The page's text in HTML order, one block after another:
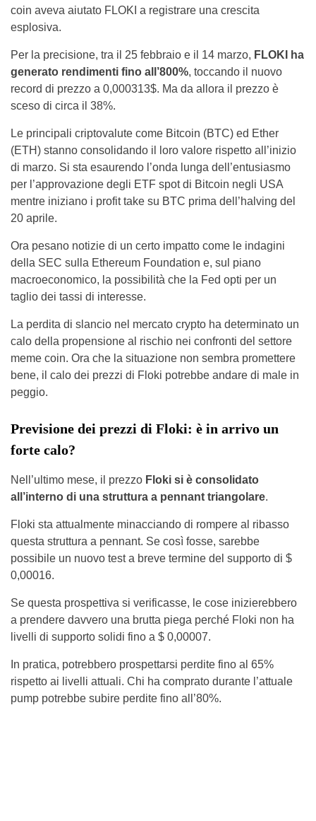
coin aveva aiutato FLOKI a registrare una crescita
esplosiva.
Per la precisione, tra il 25 febbraio e il 14 marzo, FLOKI ha
generato rendimenti fino all’800%, toccando il nuovo
record di prezzo a 0,000313$. Ma da allora il prezzo è
sceso di circa il 38%.
Le principali criptovalute come Bitcoin (BTC) ed Ether
(ETH) stanno consolidando il loro valore rispetto all’inizio
di marzo. Si sta esaurendo l’onda lunga dell’entusiasmo
per l’approvazione degli ETF spot di Bitcoin negli USA
mentre iniziano i profit take su BTC prima dell’halving del
20 aprile.
Ora pesano notizie di un certo impatto come le indagini
della SEC sulla Ethereum Foundation e, sul piano
macroeconomico, la possibilità che la Fed opti per un
taglio dei tassi di interesse.
La perdita di slancio nel mercato crypto ha determinato un
calo della propensione al rischio nei confronti del settore
meme coin. Ora che la situazione non sembra promettere
bene, il calo dei prezzi di Floki potrebbe andare di male in
peggio.
Previsione dei prezzi di Floki: è in arrivo un
forte calo?
Nell’ultimo mese, il prezzo Floki si è consolidato
all’interno di una struttura a pennant triangolare.
Floki sta attualmente minacciando di rompere al ribasso
questa struttura a pennant. Se così fosse, sarebbe
possibile un nuovo test a breve termine del supporto di $
0,00016.
Se questa prospettiva si verificasse, le cose inizierebbero
a prendere davvero una brutta piega perché Floki non ha
livelli di supporto solidi fino a $ 0,00007.
In pratica, potrebbero prospettarsi perdite fino al 65%
rispetto ai livelli attuali. Chi ha comprato durante l’attuale
pump potrebbe subire perdite fino all’80%.